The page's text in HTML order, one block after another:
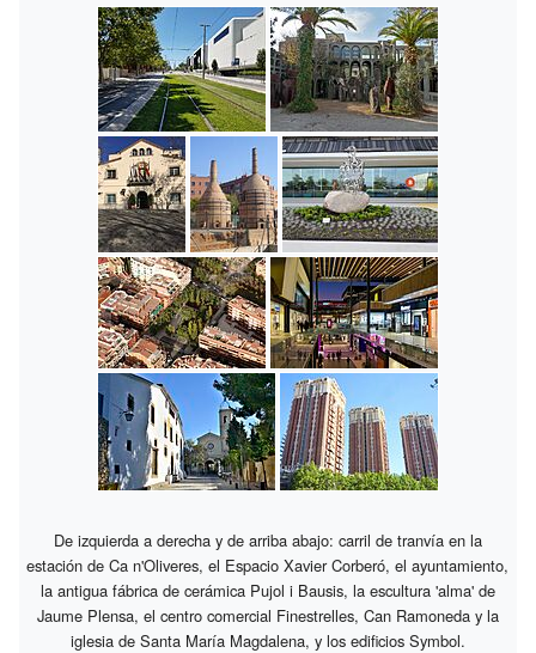
De izquierda a derecha y de arriba abajo: carril de tranvía en la
estación de Ca n'Oliveres, el Espacio Xavier Corberó, el ayuntamiento,
la antigua fábrica de cerámica Pujol i Bausis, la escultura 'alma' de
Jaume Plensa, el centro comercial Finestrelles, Can Ramoneda y la
iglesia de Santa María Magdalena, y los edificios Symbol.